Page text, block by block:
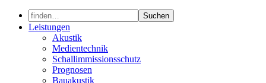
Skip
Leistungen
Akustik
Medientechnik
Schallimmissionsschutz
Prognosen
Bauakustik